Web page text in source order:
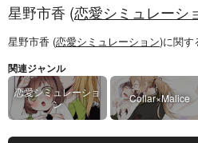
星野市香 (恋愛シミュレーシ
星野市香 (恋愛シミュレーション)に関す
関連ジャンル
恋愛シミュレーショ
ン
Collar×Malice